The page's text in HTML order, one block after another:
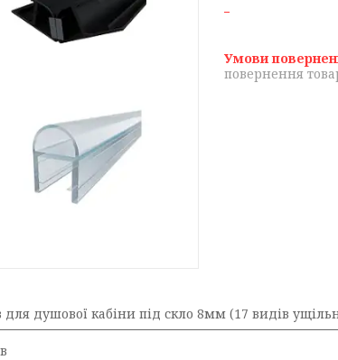
повернення
душової кабіни під скло 8мм (17 видів